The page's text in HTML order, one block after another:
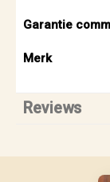
Garantie
Merk
Reviews